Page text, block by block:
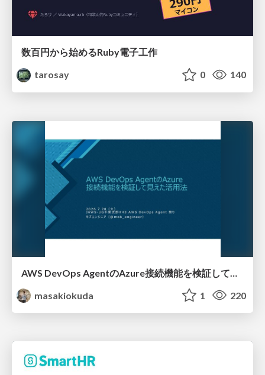
数百円から始めるRuby電子工作
tarosay
0 140
masakiokuda
1 220